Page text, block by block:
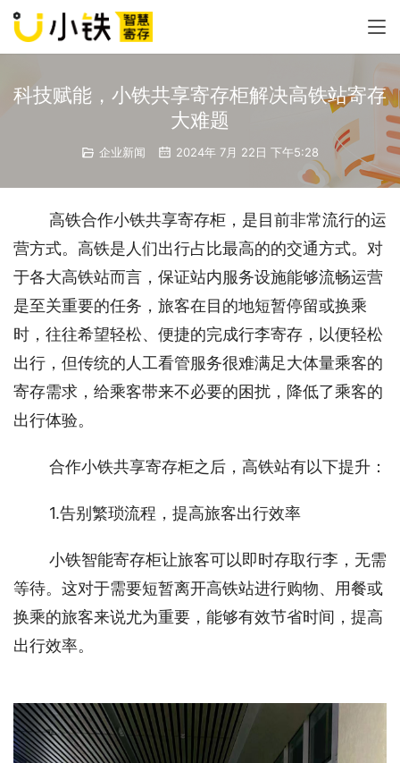
科技赋能，小铁共享寄存柜解决高铁站寄存
大难题
企业新闻 2024年 7月 22日 下午5:28
高铁合作小铁共享寄存柜，是目前非常流行的运
营方式。高铁是人们出行占比最高的的交通方式。对
于各大高铁站而言，保证站内服务设施能够流畅运营
是至关重要的任务，旅客在目的地短暂停留或换乘
时，往往希望轻松、便捷的完成行李寄存，以便轻松
出行，但传统的人工看管服务很难满足大体量乘客的
寄存需求，给乘客带来不必要的困扰，降低了乘客的
出行体验。
合作小铁共享寄存柜之后，高铁站有以下提升：
1.告别繁琐流程，提高旅客出行效率
小铁智能寄存柜让旅客可以即时存取行李，无需
等待。这对于需要短暂离开高铁站进行购物、用餐或
换乘的旅客来说尤为重要，能够有效节省时间，提高
出行效率。